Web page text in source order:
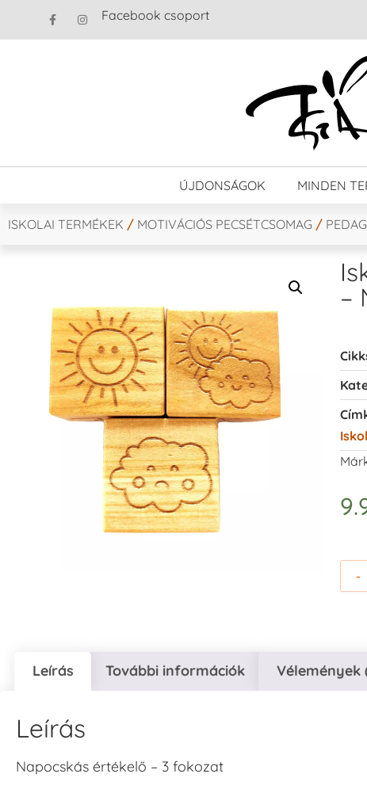
Facebook csoport
ÚJDONSÁGOK MINDEN
ISKOLAI TERMÉKEK / MOTIVÁCIÓS PECSÉTCSOMAG /
–
-
Leírás További információk Vélemények
Leírás
Napocskás értékelő – 3 fokozat